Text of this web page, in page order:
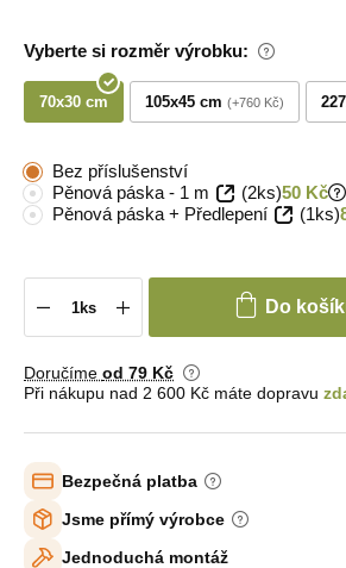
Vyberte si rozměr výrobku:
70x30 cm 105x45 cm +760 Kč
Bez příslušenství
Pěnová páska - 1 m
(2ks)50 Kč
Pěnová páska + Předlepení
(1ks)
Do
Doručíme od 79 Kč
Při nákupu nad 2 600 Kč máte dopravu
Bezpečná platba
Jsme přímý výrobce
Jednoduchá montáž